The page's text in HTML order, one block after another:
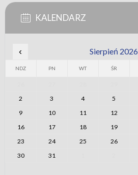
KALENDARZ
‹ Sierpień 2026
NDZ PN WT ŚR
2
3 4 5
9
10 11 12
16
17 18 19
23
24 25 26
30
31